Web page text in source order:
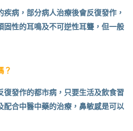
疾病，部分病人治療後會反復發作，
固性的耳鳴及不可逆性耳聾，但一般
？
復發作的都市病，只要生活及飲食習
配合中醫中藥的治療，鼻敏感是可以